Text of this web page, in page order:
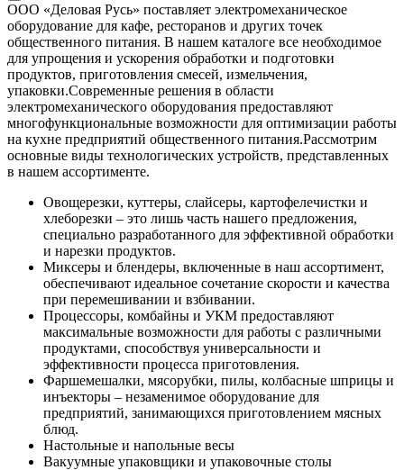
ООО «Деловая Русь» поставляет электромеханическое
оборудование для кафе, ресторанов и других точек
общественного питания. В нашем каталоге все необходимое
для упрощения и ускорения обработки и подготовки
продуктов, приготовления смесей, измельчения,
упаковки.Современные решения в области
электромеханического оборудования предоставляют
многофункциональные возможности для оптимизации работы
на кухне предприятий общественного питания.Рассмотрим
основные виды технологических устройств, представленных
в нашем ассортименте.
Овощерезки, куттеры, слайсеры, картофелечистки и
хлеборезки – это лишь часть нашего предложения,
специально разработанного для эффективной обработки
и нарезки продуктов.
Миксеры и блендеры, включенные в наш ассортимент,
обеспечивают идеальное сочетание скорости и качества
при перемешивании и взбивании.
Процессоры, комбайны и УКМ предоставляют
максимальные возможности для работы с различными
продуктами, способствуя универсальности и
эффективности процесса приготовления.
Фаршемешалки, мясорубки, пилы, колбасные шприцы и
инъекторы – незаменимое оборудование для
предприятий, занимающихся приготовлением мясных
блюд.
Настольные и напольные весы
Вакуумные упаковщики и упаковочные столы